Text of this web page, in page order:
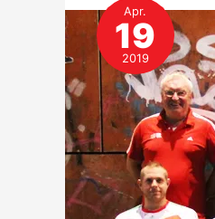
Apr.
19
2019